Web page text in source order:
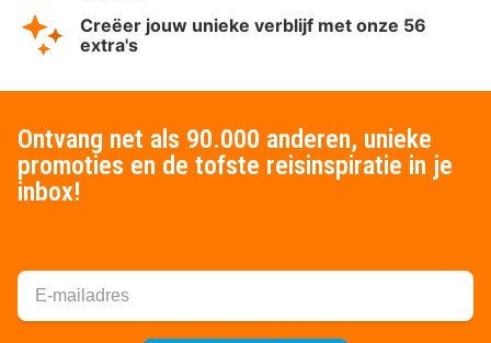
Creëer jouw unieke verblijf met onze 56
extra's
Ontvang net als 90.000 anderen, unieke
promoties en de tofste reisinspiratie in je
inbox!